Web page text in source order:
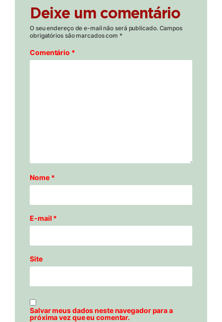
Deixe um comentário
O seu endereço de e-mail não será publicado. Campos
obrigatórios são marcados com *
Comentário *
Nome *
E-mail *
Site
Salvar meus dados neste navegador para a
próxima vez que eu comentar.